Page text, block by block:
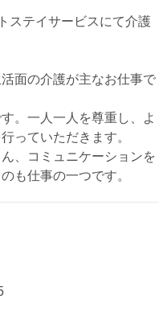
ステイサービスにて介護
面の介護が主なお仕事で
。一人一人を尊重し、よ
っていただきます。
、コミュニケーションを
も仕事の一つです。